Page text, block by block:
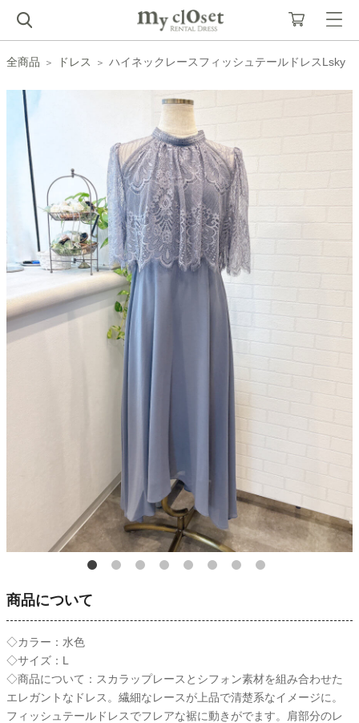
全商品 ドレス ハイネックレースフィッシュテールドレスLsky
商品について
◇カラー：水色
◇サイズ：L
◇商品について：スカラップレースとシフォン素材を組み合わせた
エレガントなドレス。繊細なレースが上品で清楚系なイメージに。
フィッシュテールドレスでフレアな裾に動きがでます。肩部分のレ